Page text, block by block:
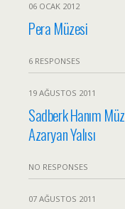
06 OCAK 2012
Pera Müzesi
6 RESPONSES
19 AĞUSTOS 2011
Sadberk Hanım
Azaryan Yalısı
NO RESPONSES
07 AĞUSTOS 2011